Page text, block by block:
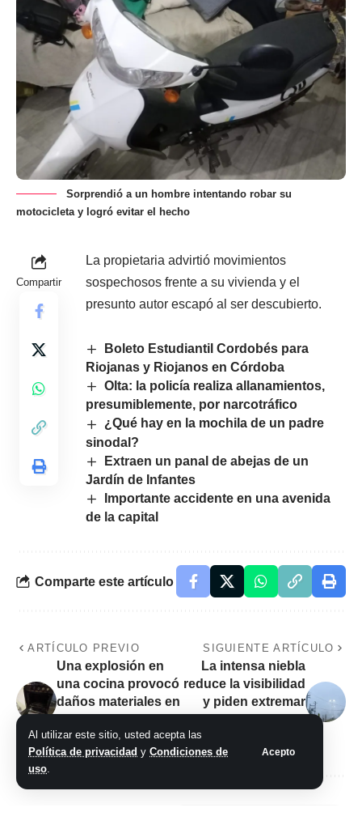
Al utilizar este sitio, usted acepta las
Política de privacidad y Condiciones de
uso.
Acepto
Sorprendió a un hombre intentando robar su
motocicleta y logró evitar el hecho
Compartir
La propietaria advirtió movimientos
sospechosos frente a su vivienda y el
presunto autor escapó al ser descubierto.
Boleto Estudiantil Cordobés para
Riojanas y Riojanos en Córdoba
Olta: la policía realiza allanamientos,
presumiblemente, por narcotráfico
¿Qué hay en la mochila de un padre
sinodal?
Extraen un panal de abejas de un
Jardín de Infantes
Importante accidente en una avenida
de la capital
Comparte este artículo
ARTÍCULO PREVIO
Una explosión en
una cocina provocó
daños materiales en
policial
SIGUIENTE ARTÍCULO
La intensa niebla
reduce la visibilidad
y piden extremar